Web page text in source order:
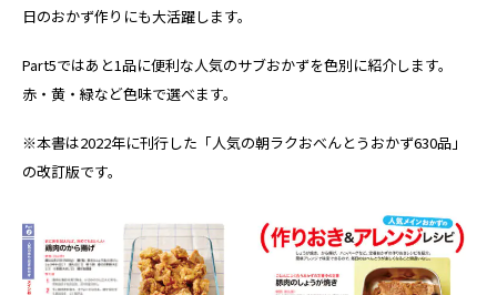
日のおかず作りにも大活躍します。
Part5ではあと1品に便利な人気のサブおかずを色別に紹介します。
赤・黄・緑など色味で選べます。
※本書は2022年に刊行した「人気の朝ラクおべんとうおかず630品」
の改訂版です。